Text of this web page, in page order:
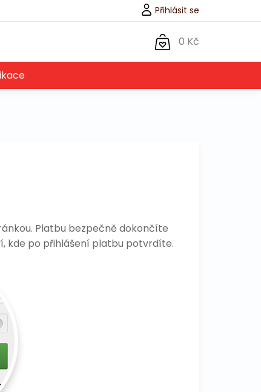
Přihlásit se
0 Kč
Platbu bezpečně dokončíte
kde po přihlášení platbu potvrdíte.